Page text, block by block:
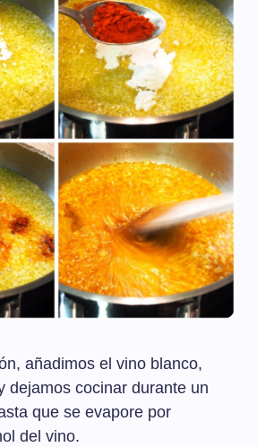
añadimos el vino blanco,
dejamos cocinar durante un
que se evapore por
del vino.